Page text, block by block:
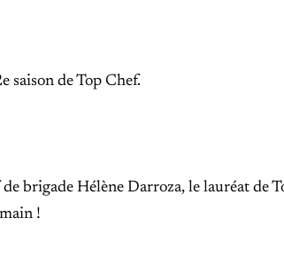
saison de Top Chef.
brigade Hélène Darroza, le lauréat de
!